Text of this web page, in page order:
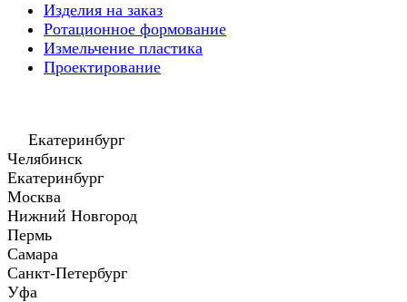
Изделия на заказ
Ротационное формование
Измельчение пластика
Проектирование
Екатеринбург
Челябинск
Екатеринбург
Москва
Нижний Новгород
Пермь
Самара
Санкт-Петербург
Уфа